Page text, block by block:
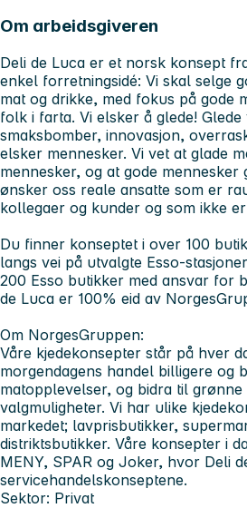
Om arbeidsgiveren
Deli de Luca er et norsk konsept
enkel forretningsidé: Vi skal selge
mat og drikke, med fokus på gode
folk i farta. Vi elsker å glede!
smaksbomber, innovasjon,
elsker mennesker. Vi vet at glade
mennesker, og at gode mennesker
ønsker oss reale ansatte som er
kollegaer og kunder og som ikke
Du finner konseptet i over 100
langs vei på utvalgte Esso-
200 Esso butikker med ansvar for
de Luca er 100% eid av
Om NorgesGruppen:
Våre kjedekonsepter står på hver
morgendagens handel billigere og
matopplevelser, og bidra til grønne
valgmuligheter. Vi har ulike
markedet; lavprisbutikker,
distriktsbutikker. Våre konsepter i
MENY, SPAR og Joker, hvor Deli
servicehandelskonseptene.
Sektor: Privat